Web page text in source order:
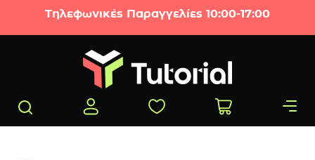
Μετάβαση στο περιεχόμενο
Τηλεφωνικές Παραγγελίες 10:00-17:00